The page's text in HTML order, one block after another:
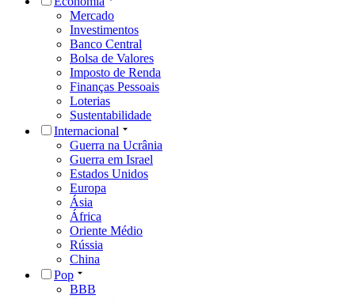
Mercado
Investimentos
Banco Central
Bolsa de Valores
Imposto de Renda
Finanças Pessoais
Loterias
Sustentabilidade
Internacional
Guerra na Ucrânia
Guerra em Israel
Estados Unidos
Europa
Ásia
África
Oriente Médio
Rússia
China
Pop
BBB